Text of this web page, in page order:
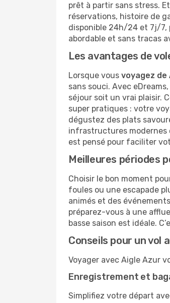
prêt à partir sans stress.
réservations, histoire de
disponible 24h/24 et 7j/7,
abordable et sans tracas
Les avantages de
Lorsque vous voyagez de
sans souci. Avec
séjour soit un vrai plaisir.
super pratiques : votre
dégustez des plats
infrastructures modernes
est pensé pour faciliter
Meilleures périodes
Choisir le bon moment
foules ou une escapade
animés et des
préparez-vous à une
basse saison est idéale.
Conseils pour un vol
Voyager avec Aigle Azur
Enregistrement et
Simplifiez votre départ